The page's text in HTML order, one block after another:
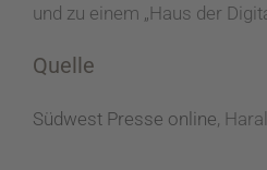
und zu einem „Haus der
Quelle
Südwest Presse online,